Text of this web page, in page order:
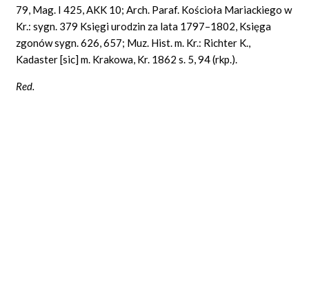
79, Mag. I 425, AKK 10; Arch. Paraf. Kościoła Mariackiego w
Kr.: sygn. 379 Księgi urodzin za lata 1797–1802, Księga
zgonów sygn. 626, 657; Muz. Hist. m. Kr.: Richter K.,
Kadaster [sic] m. Krakowa, Kr. 1862 s. 5, 94 (rkp.).
Red.